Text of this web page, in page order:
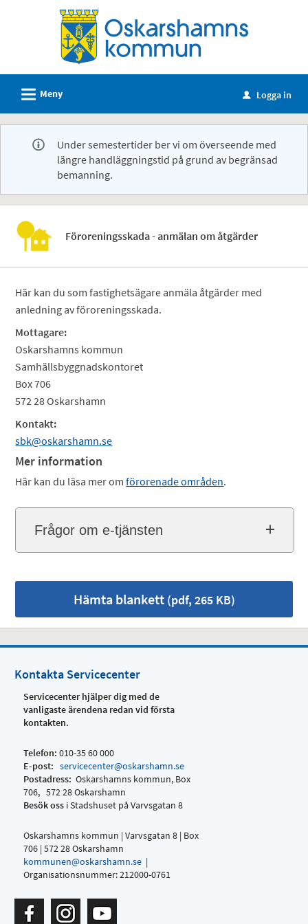
Välkommen
Oskarshamns
kommun
L Meny u Logga in
Under semestertider ber vi om överseende med
längre handläggningstid på grund av begränsad
bemanning.
Föroreningsskada - anmälan om åtgärder
Här kan du som fastighetsägare anmäla åtgärder med
anledning av föroreningsskada.
Mottagare:
Oskarshamns kommun
Samhällsbyggnadskontoret
Box 706
572 28 Oskarshamn
Kontakt:
sbk@oskarshamn.se
Mer information
Här kan du läsa mer omförorenade områden.
Frågor om e-tjänsten
Hämta blankett(pdf, 265 KB)
Kontakta Servicecenter
Servicecenter hjälper dig med de
vanligaste ärendena redan vid första
kontakten.
Telefon: 010-35 60 000
E-post: servicecenter@oskarshamn.se
Postadress: Oskarshamns kommun, Box
706, 572 28 Oskarshamn
Besök oss i Stadshuset på Varvsgatan 8
Oskarshamns kommun | Varvsgatan 8 | Box
706 | 572 28 Oskarshamn
kommunen@oskarshamn.se |
Organisationsnummer: 212000-0761